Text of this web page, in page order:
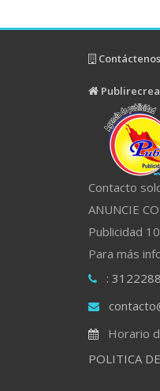
Contáctenos
Contacto
ANUNCIE
Publicidad
Para más
:
Horario
POLITICA